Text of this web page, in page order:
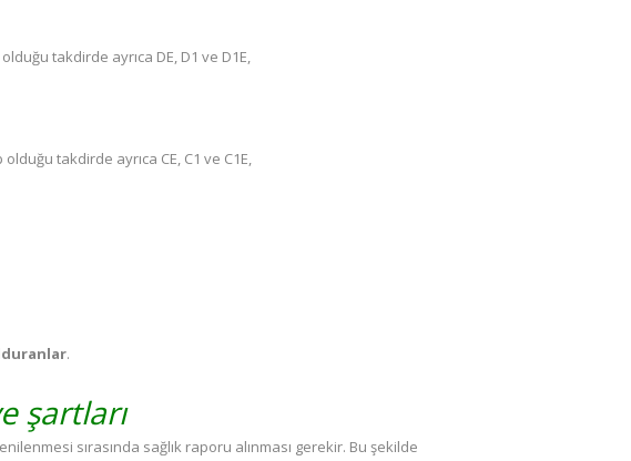
olduğu takdirde ayrıca DE, D1 ve D1E,
olduğu takdirde ayrıca CE, C1 ve C1E,
.
şartları
sırasında sağlık raporu alınması gerekir. Bu şekilde